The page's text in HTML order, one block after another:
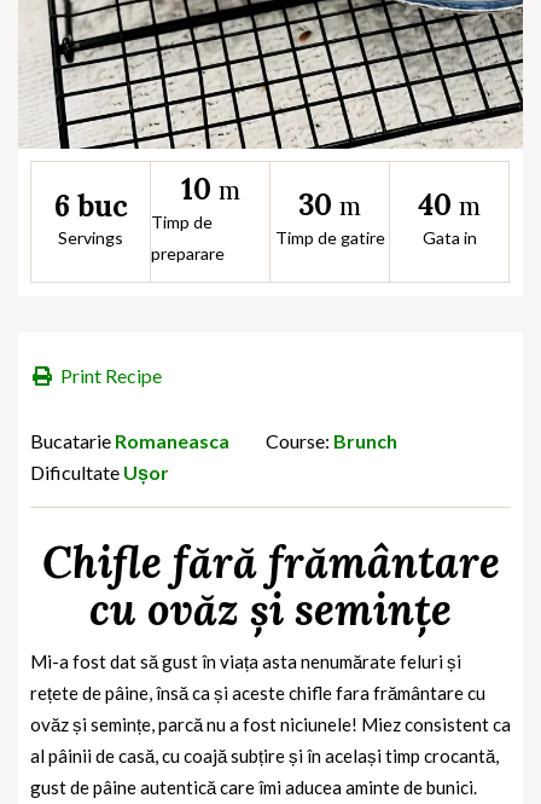
6 buc
Servings
10 m
Timp de
preparare
30 m
Timp de gatire
40 m
Gata in
Print Recipe
Bucatarie Romaneasca Course: Brunch
Dificultate Ușor
Chifle fără frământare
cu ovăz și semințe
Mi-a fost dat să gust în viața asta nenumărate feluri și
rețete de pâine, însă ca și aceste chifle fara frământare cu
ovăz și semințe, parcă nu a fost niciunele! Miez consistent ca
al pâinii de casă, cu coajă subțire și în același timp crocantă,
gust de pâine autentică care îmi aducea aminte de bunici.